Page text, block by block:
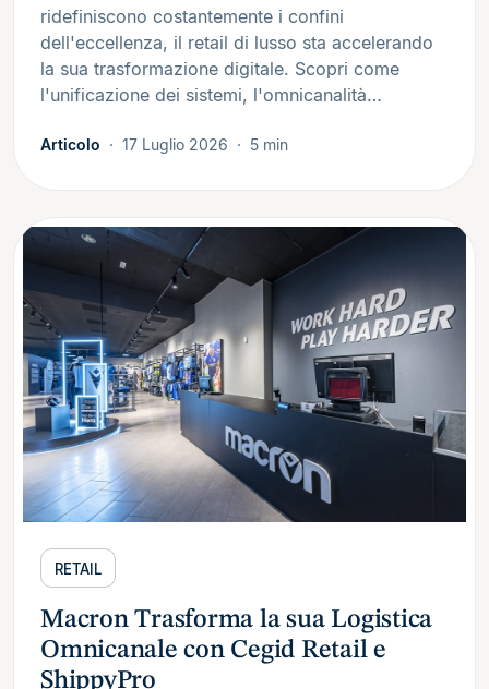
ridefiniscono costantemente i confini
dell'eccellenza, il retail di lusso sta accelerando
la sua trasformazione digitale. Scopri come
l'unificazione dei sistemi, l'omnicanalità…
Articolo 17 Luglio 2026 5 min
RETAIL
Macron Trasforma la sua Logistica
Omnicanale con Cegid Retail e
ShippyPro